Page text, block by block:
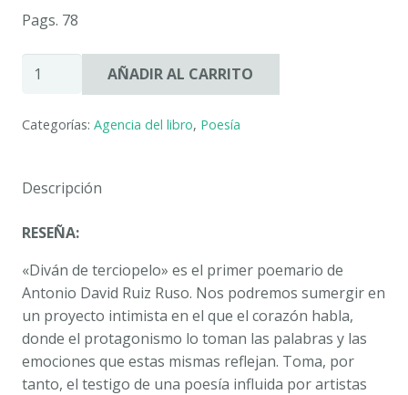
Pags. 78
DIVÁN
ANTONIO
RUIZ
cantidad
AÑADIR AL CARRITO
Categorías: Agencia del libro, Poesía
Descripción
RESEÑA:
«Diván de terciopelo» es el primer poemario de
Antonio David Ruiz Ruso. Nos podremos sumergir en
un proyecto intimista en el que el corazón habla,
donde el protagonismo lo toman las palabras y las
emociones que estas mismas reflejan. Toma, por
tanto, el testigo de una poesía influida por artistas